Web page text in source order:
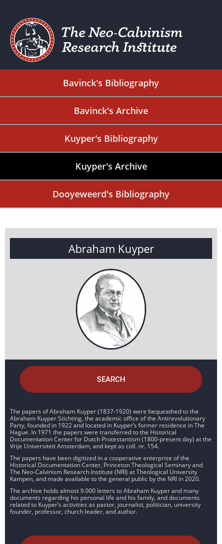
Bavinck's Bibliography
Bavinck's Archive
Kuyper's Bibliography
Kuyper's Archive
Dooyeweerd's Bibliography
Abraham Kuyper
SEARCH
The papers of Abraham Kuyper (1837-1920) were bequeathed to the
Abraham Kuyper Stichting, the academic office of the Antirevolutionary
Party, founded in 1922 and located in Kuyper’s former residence in The
Hague. In 1971 the papers were transferred to the Historical
Documentation Center for Dutch Protestantism (1800-present day) at the
Vrije Universiteit Amsterdam, and kept as coll. nr. 154.
The papers have been digitized in a cooperative enterprise of the
Historical Documentation Center, Princeton Theological Seminary and
The Neo-Calvinism Research Institute (NRI) at Theological University
Kampen, and made available to the general public by the NRI in 2020.
The archive holds almost 9.000 letters to Abraham Kuyper and many
documents regarding his personal life and his family, and documents
related to Kuyper’s activities as pastor, journalist, politician, university
founder, professor, church leader, and author.